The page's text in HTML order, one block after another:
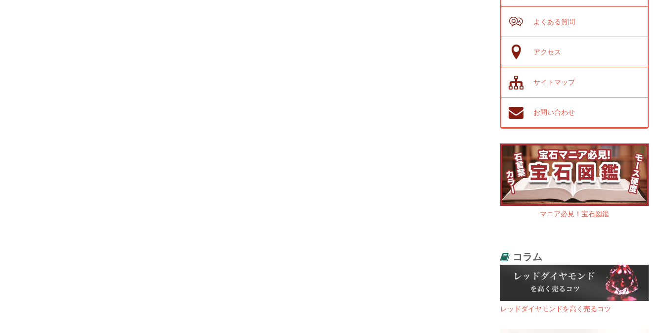
よくある質問
アクセス
サイトマップ
お問い合わせ
マニア必見！宝石図鑑
コラム
レッドダイヤモンドを高く売るコツ